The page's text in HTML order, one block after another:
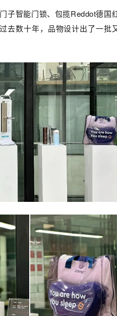
子智能门锁、包揽Reddot德国
去数十年，品物设计出了一批